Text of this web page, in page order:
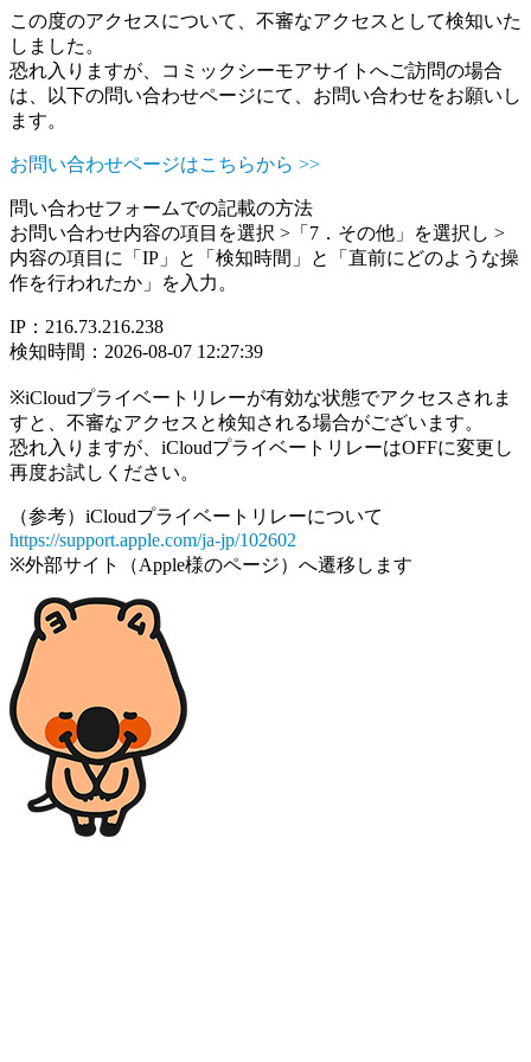
この度のアクセスについて、不審なアクセスとして検知いた
しました。
恐れ入りますが、コミックシーモアサイトへご訪問の場合
は、以下の問い合わせページにて、お問い合わせをお願いし
ます。
お問い合わせページはこちらから >>
問い合わせフォームでの記載の方法
お問い合わせ内容の項目を選択 >「7．その他」を選択し >
内容の項目に「IP」と「検知時間」と「直前にどのような操
作を行われたか」を入力。
IP：216.73.216.238
検知時間：2026-08-07 12:27:39
※iCloudプライベートリレーが有効な状態でアクセスされま
すと、不審なアクセスと検知される場合がございます。
恐れ入りますが、iCloudプライベートリレーはOFFに変更し
再度お試しください。
（参考）iCloudプライベートリレーについて
https://support.apple.com/ja-jp/102602
※外部サイト（Apple様のページ）へ遷移します